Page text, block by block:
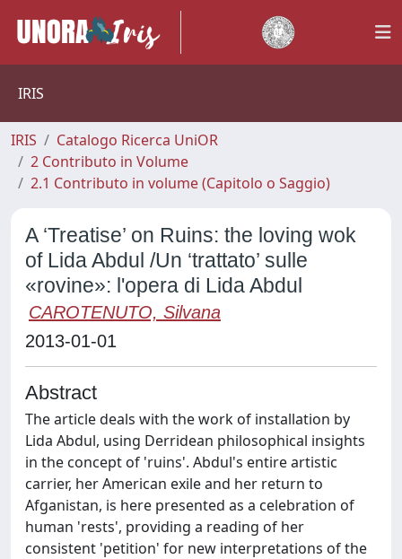
IRIS
IRIS
Catalogo Ricerca UniOR
2 Contributo in Volume
2.1 Contributo in volume (Capitolo o Saggio)
A ‘Treatise’ on Ruins: the loving wok
of Lida Abdul /Un ‘trattato’ sulle
«rovine»: l'opera di Lida Abdul
CAROTENUTO, Silvana
2013-01-01
Abstract
The article deals with the work of installation by
Lida Abdul, using Derridean philosophical insights
in the concept of 'ruins'. Abdul's entire artistic
carrier, her American exile and her return to
Afganistan, is here presented as a celebration of
human 'rests', providing a reading of her
consistent 'petition' for new interpretations of the